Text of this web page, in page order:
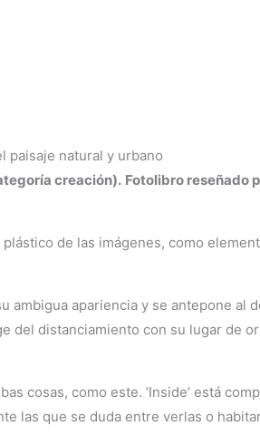
paisaje natural y urbano
creación). Fotolibro reseñado
de las imágenes, como
ambigua apariencia y se antepone
distanciamiento con su lugar de
cosas, como este. ‘Inside’ está
las que se duda entre verlas o